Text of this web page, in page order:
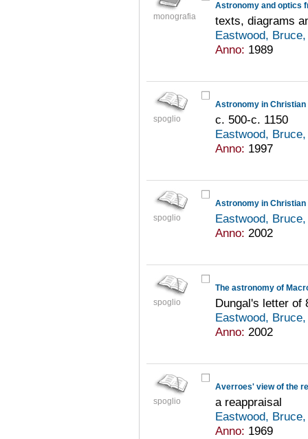
monografia
Astronomy and optics
texts, diagrams
Eastwood,
Anno: 1989
spoglio
Astronomy in Christian
c. 500-c. 1150
Eastwood,
Anno: 1997
spoglio
Astronomy in Christian
Eastwood,
Anno: 2002
spoglio
The astronomy of
Dungal's letter of
Eastwood,
Anno: 2002
spoglio
Averroes' view of the
a reappraisal
Eastwood,
Anno: 1969